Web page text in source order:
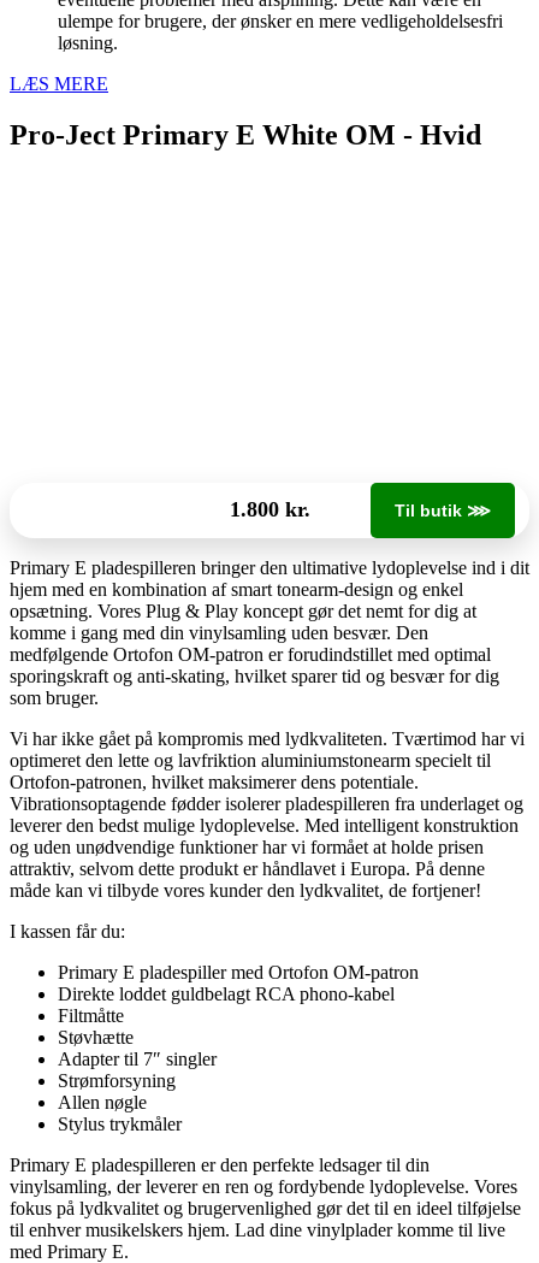
ulempe for brugere, der ønsker en mere vedligeholdelsesfri
løsning.
LÆS MERE
Pro-Ject Primary E White OM - Hvid
1.800 kr. Til butik ⋙
Primary E pladespilleren bringer den ultimative lydoplevelse ind i dit
hjem med en kombination af smart tonearm-design og enkel
opsætning. Vores Plug & Play koncept gør det nemt for dig at
komme i gang med din vinylsamling uden besvær. Den
medfølgende Ortofon OM-patron er forudindstillet med optimal
sporingskraft og anti-skating, hvilket sparer tid og besvær for dig
som bruger.
Vi har ikke gået på kompromis med lydkvaliteten. Tværtimod har vi
optimeret den lette og lavfriktion aluminiumstonearm specielt til
Ortofon-patronen, hvilket maksimerer dens potentiale.
Vibrationsoptagende fødder isolerer pladespilleren fra underlaget og
leverer den bedst mulige lydoplevelse. Med intelligent konstruktion
og uden unødvendige funktioner har vi formået at holde prisen
attraktiv, selvom dette produkt er håndlavet i Europa. På denne
måde kan vi tilbyde vores kunder den lydkvalitet, de fortjener!
I kassen får du:
Primary E pladespiller med Ortofon OM-patron
Direkte loddet guldbelagt RCA phono-kabel
Filtmåtte
Støvhætte
Adapter til 7″ singler
Strømforsyning
Allen nøgle
Stylus trykmåler
Primary E pladespilleren er den perfekte ledsager til din
vinylsamling, der leverer en ren og fordybende lydoplevelse. Vores
fokus på lydkvalitet og brugervenlighed gør det til en ideel tilføjelse
til enhver musikelskers hjem. Lad dine vinylplader komme til live
med Primary E.